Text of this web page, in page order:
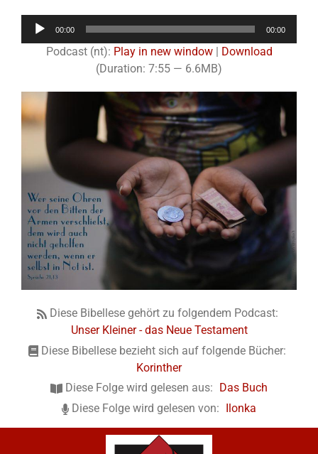
00:00 00:00
Podcast (nt): Play in new window| Download
(Duration: 7:55 — 6.6MB)
Diese Bibellese gehört zu folgendem Podcast:
Unser Kleiner - das Neue Testament
Diese Bibellese bezieht sich auf folgende Bücher:
Korinther
Diese Folge wird gelesen aus:
Das Buch
Diese Folge wird gelesen von:
Ilonka